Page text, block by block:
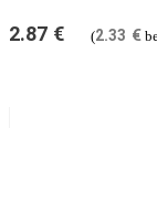
2.87 € (2.33 €